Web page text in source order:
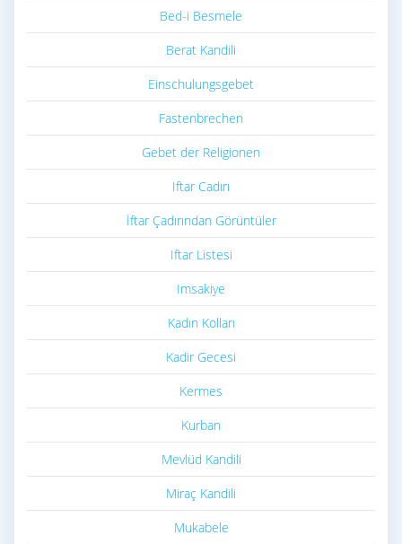
Bed-i Besmele
Berat Kandili
Einschulungsgebet
Fastenbrechen
Gebet der Religionen
Iftar Cadırı
İftar Çadırından Görüntüler
Iftar Listesi
Imsakiye
Kadın Kolları
Kadir Gecesi
Kermes
Kurban
Mevlüd Kandili
Miraç Kandili
Mukabele